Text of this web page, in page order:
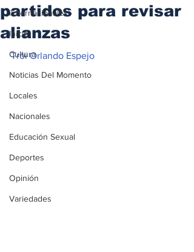
iInternacionales
Inicio
Cultura
Noticias Del Momento
Locales
Nacionales
Educación Sexual
Deportes
Opinión
Variedades
partidos para revisar
alianzas
Troi Orlando Espejo